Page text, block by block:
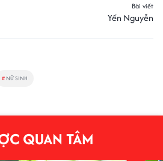
Bài viết
Yến Nguyễn
# NỮ SINH
QUAN TÂM